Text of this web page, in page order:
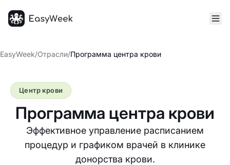
EasyWeek/Отрасли/Программа центра крови
Программа центра крови
Эффективное управление расписанием
процедур и графиком врачей в клинике
донорства крови.
Центр крови